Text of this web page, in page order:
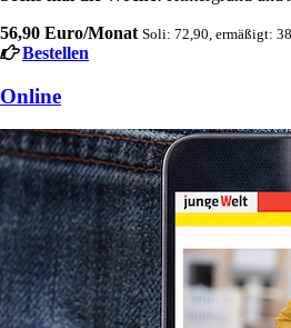
56,90 Euro/Monat Soli: 72,90, ermäßigt:
Bestellen
Online